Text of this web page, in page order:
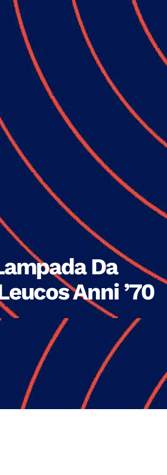
Da
Anni ’70